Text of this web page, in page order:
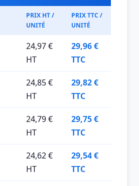
PRIX HT /
UNITÉ
PRIX TTC /
UNITÉ
24,97 €
HT
29,96 €
TTC
24,85 €
HT
29,82 €
TTC
24,79 €
HT
29,75 €
TTC
24,62 €
HT
29,54 €
TTC